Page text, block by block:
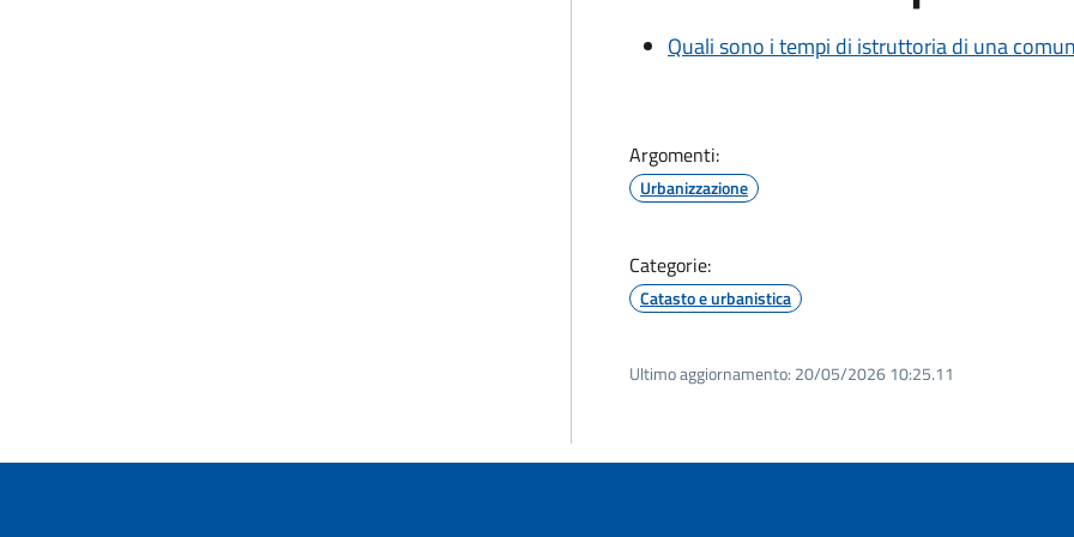
Quali sono i tempi di istruttoria di una
Argomenti:
Urbanizzazione
Categorie:
Catasto e urbanistica
Ultimo aggiornamento: 20/05/2026 10:25.11